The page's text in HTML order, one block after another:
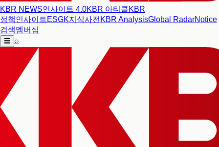
KBR NEWS인사이트 4.0KBR 아티클KBR
정책인사이트 ESGK지식사전 KBR AnalysisGlobal RadarNotice
검색멤버십
☰ ⌕